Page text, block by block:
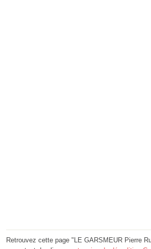
Retrouvez cette page "LE GARSMEUR Pierre